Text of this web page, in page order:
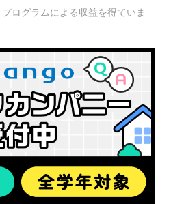
ログラムによる収益を得ていま